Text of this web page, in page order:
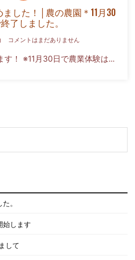
した！│農の農園＊11月30
了しました。
コメントはまだありません
す！ ※11月30日で農業体験は...
。
始します
して